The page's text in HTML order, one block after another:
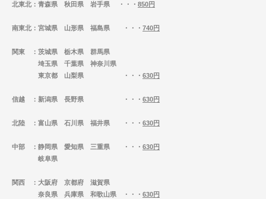
北東北 ：青森県 秋田県 岩手県 ・・・ 850円
南東北 ：宮城県 山形県 福島県 ・・・ 740円
関東 ：茨城県 栃木県 群馬県
埼玉県 千葉県 神奈川県
東京都 山梨県 ・・・ 630円
信越 ：新潟県 長野県 ・・・ 630円
北陸 ：富山県 石川県 福井県 ・・・ 630円
中部 ：静岡県 愛知県 三重県 ・・・ 630円
岐阜県
関西 ：大阪府 京都府 滋賀県
奈良県 兵庫県 和歌山県 ・・・ 630円